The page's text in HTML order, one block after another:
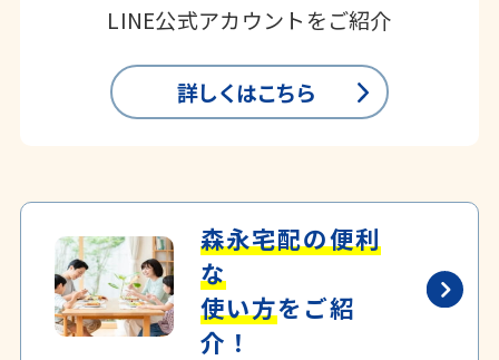
LINE公式アカウントをご紹介
詳しくはこちら
森永宅配の便利
な
使い方をご紹
介！